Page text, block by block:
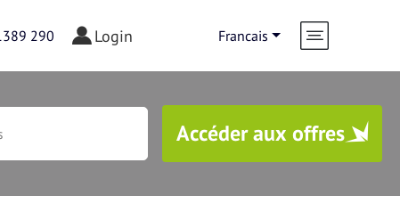
290 Login Francais
Accéder aux offres